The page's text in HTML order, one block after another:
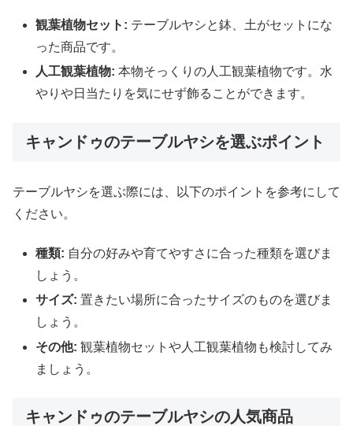
観葉植物セット: テーブルヤシと鉢、土がセットにな
った商品です。
人工観葉植物: 本物そっくりの人工観葉植物です。水
やりや日当たりを気にせず飾ることができます。
キャンドゥのテーブルヤシを選ぶポイント
テーブルヤシを選ぶ際には、以下のポイントを参考にして
ください。
種類: 自分の好みや育てやすさに合った種類を選びま
しょう。
サイズ: 置きたい場所に合ったサイズのものを選びま
しょう。
その他: 観葉植物セットや人工観葉植物も検討してみ
ましょう。
キャンドゥのテーブルヤシの人気商品